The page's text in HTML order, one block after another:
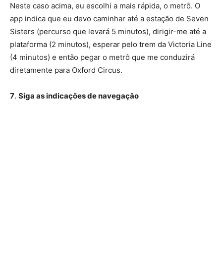
Neste caso acima, eu escolhi a mais rápida, o metrô. O
app indica que eu devo caminhar até a estação de Seven
Sisters (percurso que levará 5 minutos), dirigir-me até a
plataforma (2 minutos), esperar pelo trem da Victoria Line
(4 minutos) e então pegar o metrô que me conduzirá
diretamente para Oxford Circus.
7. Siga as indicações de navegação